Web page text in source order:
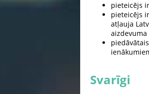
pieteicējs
pieteicējs
atļauja
Svarīgi